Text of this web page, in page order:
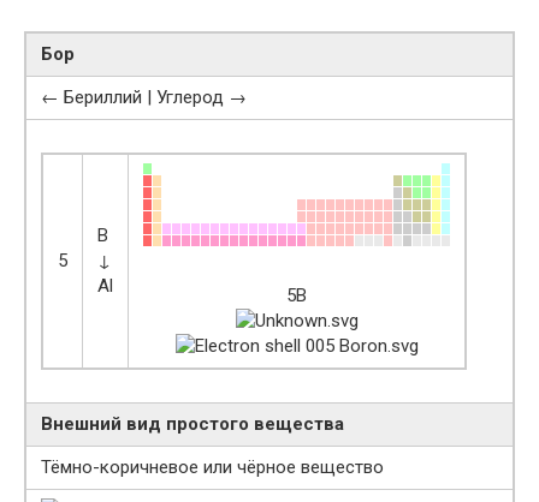
Бор
← Бериллий | Углерод →
5
B
↓
Al
5B
Внешний вид простого вещества
Тёмно-коричневое или чёрное вещество